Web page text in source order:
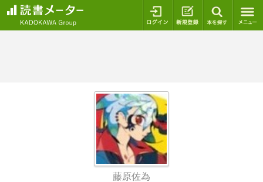
ログイン 新規登録
藤原佐為